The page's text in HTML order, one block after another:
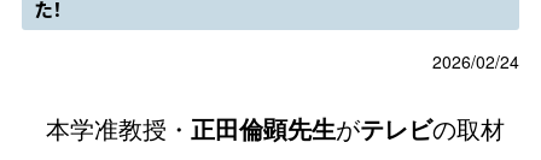
た！
2026/02/24
本学准教授・ 正田倫顕先生がテレビの取材